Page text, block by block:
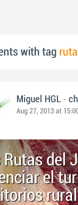
with tag
Miguel HGL -
Aug 27, 2013 at
Rutas del
el